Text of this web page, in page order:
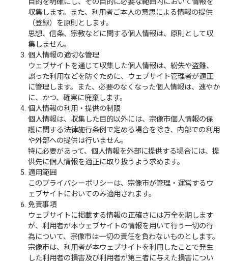
目的を明確にし、その目的に必要な範囲内において情報を
収集します。また、利用者ご本人の意思による情報の提供
（登録）を原則とします。
思想、信条、宗教などに関する個人情報は、原則として収
集しません。
個人情報の適切な管理
ウェブサイトを通じて収集した個人情報は、紛失や盗難、
誤った利用などを防ぐために、ウェブサイト管理者が適正
に管理します。また、必要のなくなった個人情報は、速やか
に、かつ、確実に廃棄します。
個人情報の利用・提供の制限
個人情報は、収集した目的以外には、宗像市個人情報の保
護に関する法律施行条例で定める場合を除き、内部での利用
や外部への提供は行いません。
特に必要があって、個人情報を外部に提供する場合には、提
供先に個人情報を適正に取り扱うよう求めます。
適用範囲
このプライバシーポリシーは、宗像市が管理・運営するウ
ェブサイトにおいてのみ適用されます。
免責事項
ウェブサイトに掲載する情報の正確さには万全を期します
が、利用者が本ウェブサイトの情報を用いて行う一切の行
為について、宗像市は一切の責任を負わないものとします。
宗像市は、利用者が本ウェブサイトを利用したことで発生
した利用者の損害及び利用者が第三者に与えた損害につい